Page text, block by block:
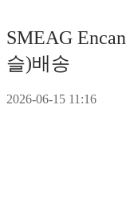
SMEAG
슬)배송
2026-06-15 11:16